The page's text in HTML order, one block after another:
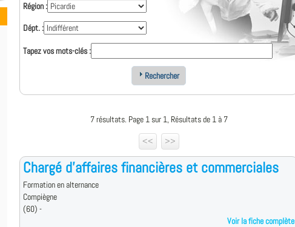
Région :
Dépt. :
Tapez vos mots-clés :
Rechercher
7 résultats. Page 1 sur 1, Résultats de 1 à 7
<<
>>
Chargé d'affaires financières et commerciales
Formation en alternance
Compiègne
(60) -
Voir la fiche complète